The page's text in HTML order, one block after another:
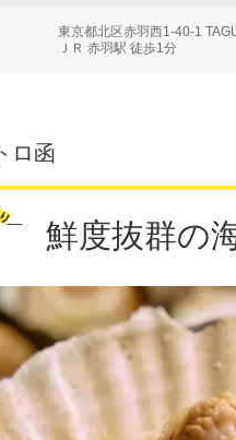
東京都北区赤羽西1-40-1
ＪＲ 赤羽駅 徒歩1分
ロ函
鮮度抜群の